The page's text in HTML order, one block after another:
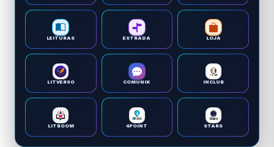
LEITURAS ESTRADA LOJA
LITVERSO COMUNIK INCLUB
LITBOOM 4POINT STARS